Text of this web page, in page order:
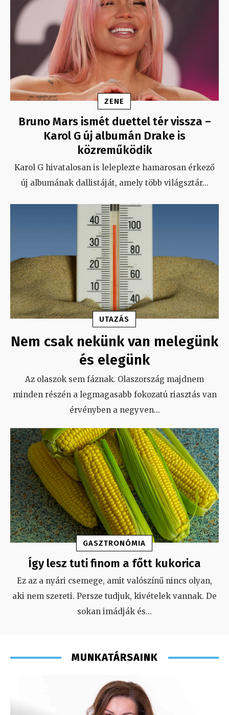
ZENE
Bruno Mars ismét duettel tér vissza –
Karol G új albumán Drake is
közreműködik
Karol G hivatalosan is leleplezte hamarosan érkező
új albumának dallistáját, amely több világsztár...
UTAZÁS
Nem csak nekünk van melegünk
és elegünk
Az olaszok sem fáznak. Olaszország majdnem
minden részén a legmagasabb fokozatú riasztás van
érvényben a negyven...
GASZTRONÓMIA
Így lesz tuti finom a főtt kukorica
Ez az a nyári csemege, amit valószínű nincs olyan,
aki nem szereti. Persze tudjuk, kivételek vannak. De
sokan imádják és...
MUNKATÁRSAINK